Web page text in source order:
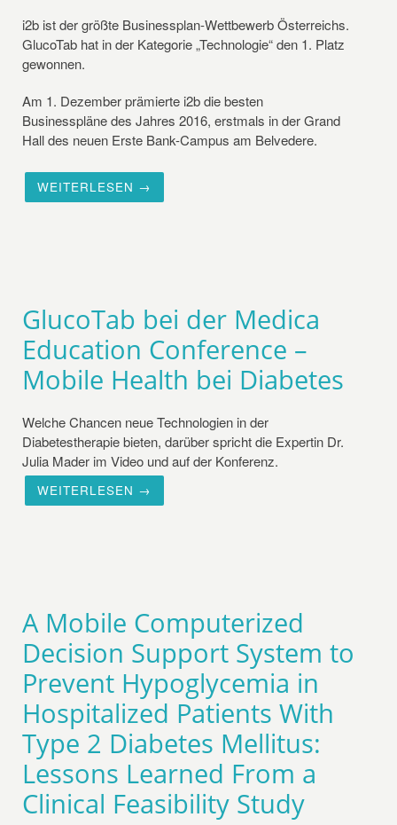
i2b ist der größte Businessplan-Wettbewerb Österreichs.
GlucoTab hat in der Kategorie „Technologie“ den 1. Platz
gewonnen.
Am 1. Dezember prämierte i2b die besten
Businesspläne des Jahres 2016, erstmals in der Grand
Hall des neuen Erste Bank-Campus am Belvedere.
WEITERLESEN →
GlucoTab bei der Medica
Education Conference –
Mobile Health bei Diabetes
Welche Chancen neue Technologien in der
Diabetestherapie bieten, darüber spricht die Expertin Dr.
Julia Mader im Video und auf der Konferenz.
WEITERLESEN →
A Mobile Computerized
Decision Support System to
Prevent Hypoglycemia in
Hospitalized Patients With
Type 2 Diabetes Mellitus:
Lessons Learned From a
Clinical Feasibility Study